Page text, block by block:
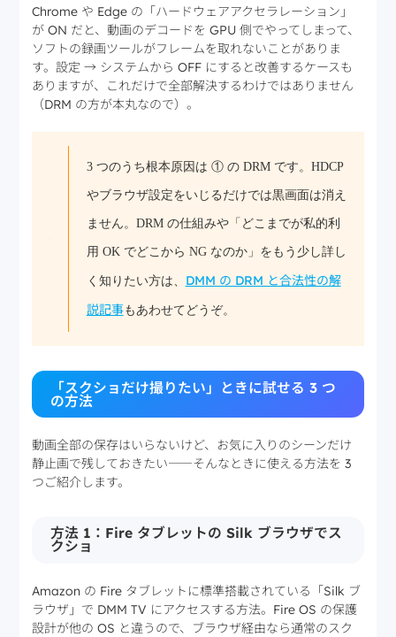
Chrome や Edge の「ハードウェアアクセラレーション」
が ON だと、動画のデコードを GPU 側でやってしまって、
ソフトの録画ツールがフレームを取れないことがありま
す。設定 → システムから OFF にすると改善するケースも
ありますが、これだけで全部解決するわけではありません
（DRM の方が本丸なので）。
3 つのうち根本原因は ① の DRM です。HDCP
やブラウザ設定をいじるだけでは黒画面は消え
ません。DRM の仕組みや「どこまでが私的利
用 OK でどこから NG なのか」をもう少し詳し
く知りたい方は、 DMM の DRM と合法性の解
説記事もあわせてどうぞ。
「スクショだけ撮りたい」ときに試せる 3 つ
の方法
動画全部の保存はいらないけど、お気に入りのシーンだけ
静止画で残しておきたい――そんなときに使える方法を 3
つご紹介します。
方法 1：Fire タブレットの Silk ブラウザでス
クショ
Amazon の Fire タブレットに標準搭載されている「Silk ブ
ラウザ」で DMM TV にアクセスする方法。Fire OS の保護
設計が他の OS と違うので、ブラウザ経由なら通常のスク